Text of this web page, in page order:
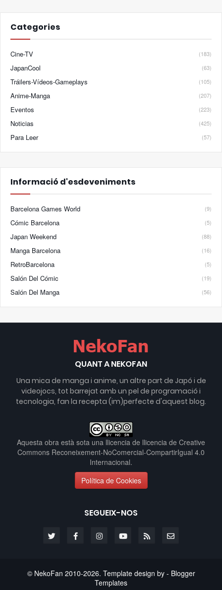
Categories
Cine-TV (183)
JapanCool (63)
Tráilers-Vídeos-Gameplays (105)
Anime-Manga (207)
Eventos (223)
Noticias (425)
Para Leer (57)
Informació d'esdeveniments
Barcelona Games World (9)
Cómic Barcelona (5)
Japan Weekend (88)
Manga Barcelona (16)
RetroBarcelona (5)
Salón Del Cómic (19)
Salón Del Manga (56)
QUANT A NEKOFAN
Una mica de manga i anime, un altre part de Japó i de
videojocs, tot barrejat amb un pel de programació i
tecnologia, fan la recepta (im)perfecte d'aquest blog.
Aquesta obra està sota una llicencia de llicencia de Creative
Commons Reconeixement-NoComercial-CompartirIgual 4.0
Internacional.
Política de Cookies
SEGUEIX-NOS
© NekoFan 2010-2026. Template design by - Blogger
Templates